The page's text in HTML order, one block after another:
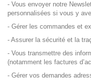
- Vous envoyer notre
personnalisées si vous y
- Gérer les commandes et
- Assurer la sécurité et la
- Vous transmettre des
(notamment les factures
- Gérer vos demandes